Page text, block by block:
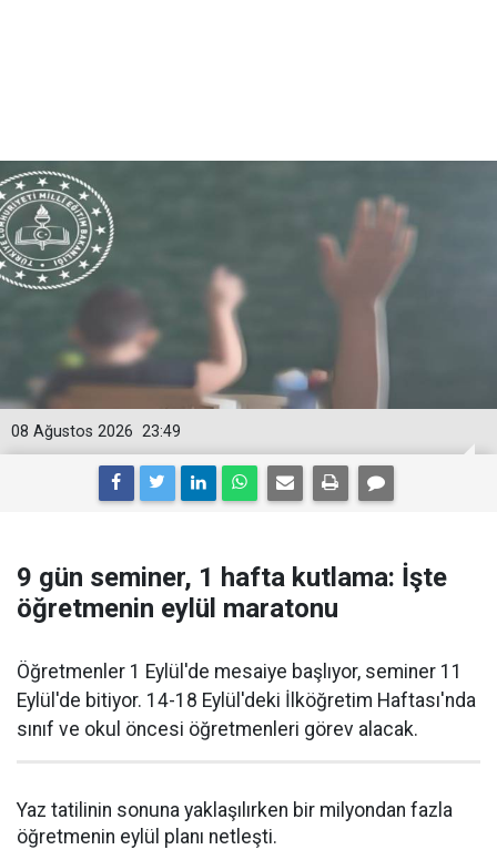
23:49
08 Ağustos 2026
9 gün seminer, 1 hafta kutlama: İşte
öğretmenin eylül maratonu
Öğretmenler 1 Eylül'de mesaiye başlıyor, seminer 11
Eylül'de bitiyor. 14-18 Eylül'deki İlköğretim Haftası'nda
sınıf ve okul öncesi öğretmenleri görev alacak.
Yaz tatilinin sonuna yaklaşılırken bir milyondan fazla
öğretmenin eylül planı netleşti.